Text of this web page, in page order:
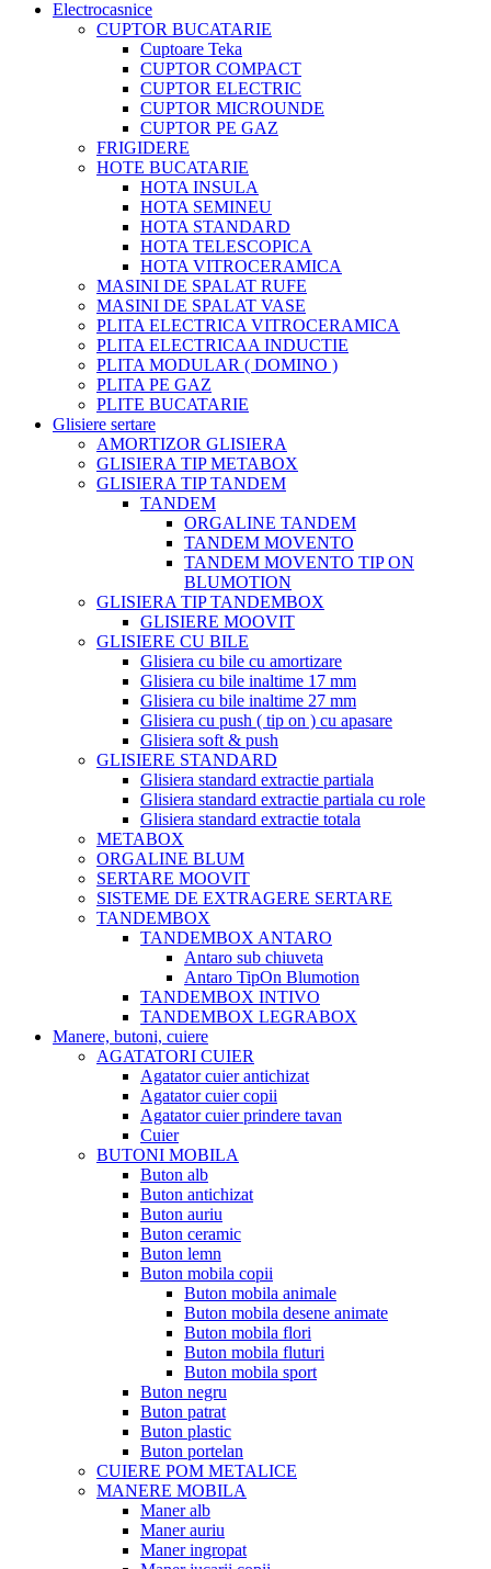
Electrocasnice
CUPTOR BUCATARIE
Cuptoare Teka
CUPTOR COMPACT
CUPTOR ELECTRIC
CUPTOR MICROUNDE
CUPTOR PE GAZ
FRIGIDERE
HOTE BUCATARIE
HOTA INSULA
HOTA SEMINEU
HOTA STANDARD
HOTA TELESCOPICA
HOTA VITROCERAMICA
MASINI DE SPALAT RUFE
MASINI DE SPALAT VASE
PLITA ELECTRICA VITROCERAMICA
PLITA ELECTRICAA INDUCTIE
PLITA MODULAR ( DOMINO )
PLITA PE GAZ
PLITE BUCATARIE
Glisiere sertare
AMORTIZOR GLISIERA
GLISIERA TIP METABOX
GLISIERA TIP TANDEM
TANDEM
ORGALINE TANDEM
TANDEM MOVENTO
TANDEM MOVENTO TIP ON
BLUMOTION
GLISIERA TIP TANDEMBOX
GLISIERE MOOVIT
GLISIERE CU BILE
Glisiera cu bile cu amortizare
Glisiera cu bile inaltime 17 mm
Glisiera cu bile inaltime 27 mm
Glisiera cu push ( tip on ) cu apasare
Glisiera soft & push
GLISIERE STANDARD
Glisiera standard extractie partiala
Glisiera standard extractie partiala cu role
Glisiera standard extractie totala
METABOX
ORGALINE BLUM
SERTARE MOOVIT
SISTEME DE EXTRAGERE SERTARE
TANDEMBOX
TANDEMBOX ANTARO
Antaro sub chiuveta
Antaro TipOn Blumotion
TANDEMBOX INTIVO
TANDEMBOX LEGRABOX
Manere, butoni, cuiere
AGATATORI CUIER
Agatator cuier antichizat
Agatator cuier copii
Agatator cuier prindere tavan
Cuier
BUTONI MOBILA
Buton alb
Buton antichizat
Buton auriu
Buton ceramic
Buton lemn
Buton mobila copii
Buton mobila animale
Buton mobila desene animate
Buton mobila flori
Buton mobila fluturi
Buton mobila sport
Buton negru
Buton patrat
Buton plastic
Buton portelan
CUIERE POM METALICE
MANERE MOBILA
Maner alb
Maner auriu
Maner ingropat